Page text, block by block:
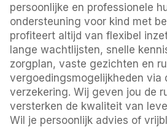
persoonlijke en professionele
ondersteuning voor kind met
profiteert altijd van flexibel
lange wachtlijsten, snelle
zorgplan, vaste gezichten en
vergoedingsmogelijkheden via
verzekering. Wij geven jou de
versterken de kwaliteit van
Wil je persoonlijk advies of